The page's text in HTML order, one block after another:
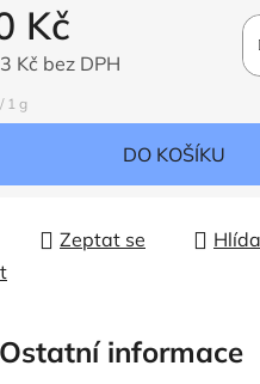
Kč
Kč bez DPH
1 g
DO KOŠÍKU
Zeptat se
Ostatní informace